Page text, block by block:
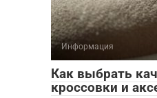
Информация
Как выбрать
кроссовки и